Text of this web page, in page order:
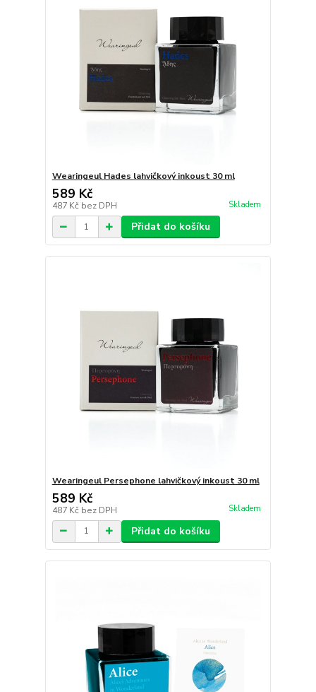
Wearingeul Hades lahvičkový inkoust 30 ml
589 Kč
487 Kč bez DPH Skladem
Přidat do košíku
Wearingeul Persephone lahvičkový inkoust 30 ml
589 Kč
487 Kč bez DPH Skladem
Přidat do košíku